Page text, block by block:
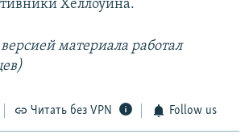
Хеллоуина.
материала работал
Читать без VPN Follow us